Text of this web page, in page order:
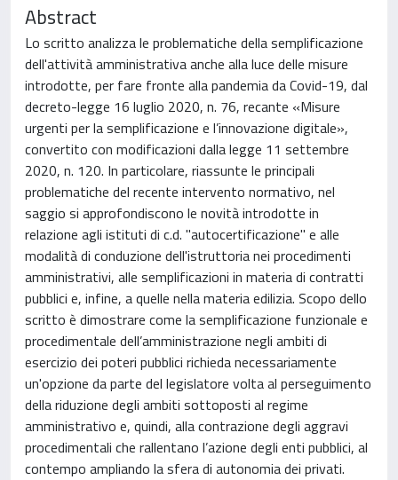
Abstract
Lo scritto analizza le problematiche della semplificazione
dell'attività amministrativa anche alla luce delle misure
introdotte, per fare fronte alla pandemia da Covid-19, dal
decreto-legge 16 luglio 2020, n. 76, recante «Misure
urgenti per la semplificazione e l’innovazione digitale»,
convertito con modificazioni dalla legge 11 settembre
2020, n. 120. In particolare, riassunte le principali
problematiche del recente intervento normativo, nel
saggio si approfondiscono le novità introdotte in
relazione agli istituti di c.d. "autocertificazione" e alle
modalità di conduzione dell'istruttoria nei procedimenti
amministrativi, alle semplificazioni in materia di contratti
pubblici e, infine, a quelle nella materia edilizia. Scopo dello
scritto è dimostrare come la semplificazione funzionale e
procedimentale dell’amministrazione negli ambiti di
esercizio dei poteri pubblici richieda necessariamente
un'opzione da parte del legislatore volta al perseguimento
della riduzione degli ambiti sottoposti al regime
amministrativo e, quindi, alla contrazione degli aggravi
procedimentali che rallentano l’azione degli enti pubblici, al
contempo ampliando la sfera di autonomia dei privati.